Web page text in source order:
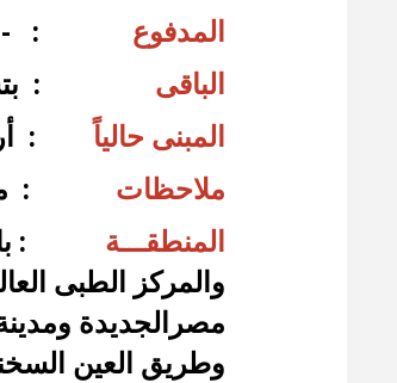
المدفوع
الباقى
:
المبنى حالياً
:
ملاحظات
: متاح
المنطقـــة
:
والمركز الطبى
مصرالجديدة
وطريق العين